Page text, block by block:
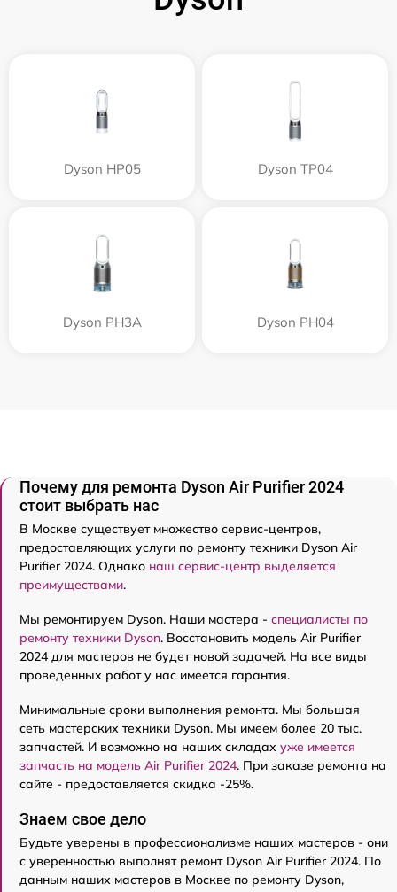
Dyson HP05 Dyson TP04
Dyson PH3A Dyson PH04
Почему для ремонта Dyson Air Purifier 2024
стоит выбрать нас
В Москве существует множество сервис-центров,
предоставляющих услуги по ремонту техники Dyson Air
Purifier 2024. Однако наш сервис-центр выделяется
преимуществами.
Мы ремонтируем Dyson. Наши мастера - специалисты по
ремонту техники Dyson. Восстановить модель Air Purifier
2024 для мастеров не будет новой задачей. На все виды
проведенных работ у нас имеется гарантия.
Минимальные сроки выполнения ремонта. Мы большая
сеть мастерских техники Dyson. Мы имеем более 20 тыс.
запчастей. И возможно на наших складах уже имеется
запчасть на модель Air Purifier 2024. При заказе ремонта на
сайте - предоставляется скидка -25%.
Знаем свое дело
Будьте уверены в профессионализме наших мастеров - они
с уверенностью выполнят ремонт Dyson Air Purifier 2024. По
данным наших мастеров в Москве по ремонту Dyson,